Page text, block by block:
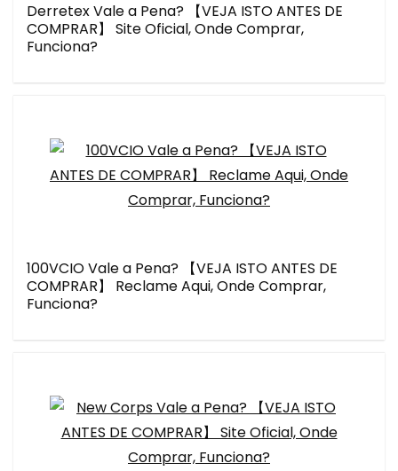
Derretex Vale a Pena? 【VEJA ISTO ANTES DE
COMPRAR】 Site Oficial, Onde Comprar,
Funciona?
100VCIO Vale a Pena? 【VEJA ISTO ANTES DE
COMPRAR】 Reclame Aqui, Onde Comprar,
Funciona?